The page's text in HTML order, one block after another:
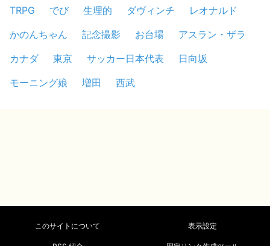
TRPG
でび 生理的 ダヴィンチ
レオナルド
かのんちゃん
記念撮影 お台場
アスラン・ザラ
カナダ
東京 サッカー日本代表
日向坂
モーニング娘
増田 西武
このサイトについて 表示設定